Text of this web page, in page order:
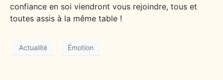
confiance en soi viendront vous rejoindre, tous et
toutes assis à la même table !
Actualité Émotion